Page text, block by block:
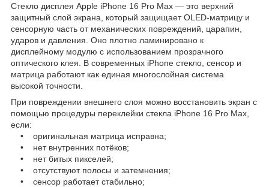
Стекло дисплея Apple iPhone 16 Pro Max — это верхний
защитный слой экрана, который защищает OLED-матрицу и
сенсорную часть от механических повреждений, царапин,
ударов и давления. Оно плотно ламинировано к
дисплейному модулю с использованием прозрачного
оптического клея. В современных iPhone стекло, сенсор и
матрица работают как единая многослойная система
высокой точности.
При повреждении внешнего слоя можно восстановить экран с
помощью процедуры переклейки стекла iPhone 16 Pro Max,
если:
• оригинальная матрица исправна;
• нет внутренних потёков;
• нет битых пикселей;
• отсутствуют полосы и затемнения;
• сенсор работает стабильно;